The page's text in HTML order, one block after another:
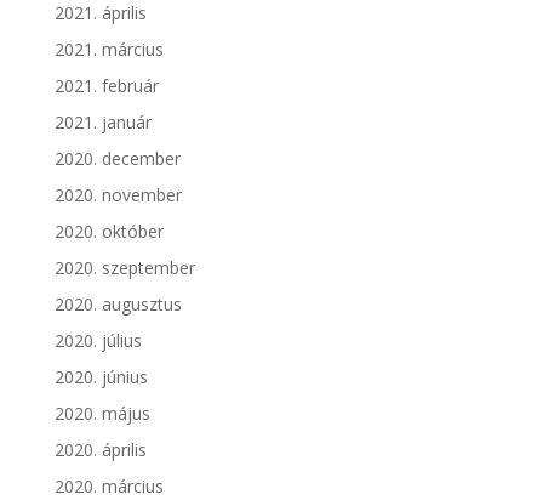
2021. április
2021. március
2021. február
2021. január
2020. december
2020. november
2020. október
2020. szeptember
2020. augusztus
2020. július
2020. június
2020. május
2020. április
2020. március